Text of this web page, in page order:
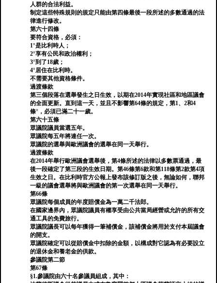
人群的合法利益。
制定這些特殊規則的規定只能由第四條最後一段所述的多數通過的法
律進行修改。
第六十四條
要符合資格，必須：
1°是比利時人；
2°享有公民和政治權利；
3°到了18歲；
4°居住在比利時。
不需要其他資格條件。
過渡條款
第三個段落在選舉發生之日生效，以期在2014年實現社區和地區議會
的全面更新。直到這一天，並且不影響第64條的規定，第1、2和4
條°，必須已滿二十一歲。
第六十五條
眾議院議員當選五年。
眾議院每五年將連任一次。
眾議院的選舉與歐洲議會的選舉在同一天舉行。
過渡條款
在2014年舉行歐洲議會選舉後，第4條所述的法律以多數票通過，最
後一段確定了第三段的生效日期。第46條第6款和第118條第2款第4項
生效之日。在比利時官方公報上發布該修訂版之後，無論如何，聯邦
一級的議會選舉將與歐洲議會的第一次選舉在同一天舉行。
第66條
眾議院每個成員的年度賠償金為一萬二千法郎。
在國家邊界內，眾議院議員有權享受由公共當局經營或允許的所有交
通工具的免費旅行。
眾議院議長可以每年獲得一筆補償金，該補償金將用於支付本屆議會
的開支。
眾議院確定可以從賠償金中扣除的金額，以構成對它認為有必要設立
的退休金和養老金的供款。
參議院第二節
第67條
§1.參議院由六十名參議員組成，其中：